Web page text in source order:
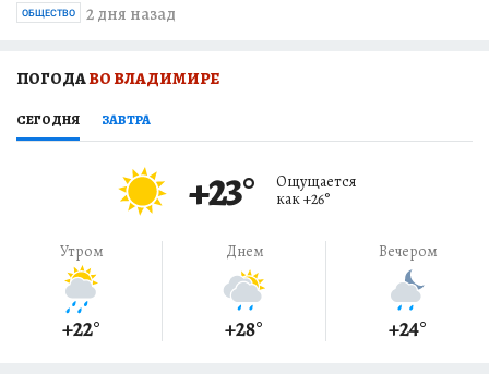
2 дня назад
ОБЩЕСТВО
ПОГОДАВО ВЛАДИМИРЕ
СЕГОДНЯ ЗАВТРА
+23°
Ощущается
как+26°
Утром
+22°
Днем
+28°
Вечером
+24°